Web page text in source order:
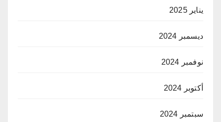
يناير 2025
ديسمبر 2024
نوفمبر 2024
أكتوبر 2024
سبتمبر 2024